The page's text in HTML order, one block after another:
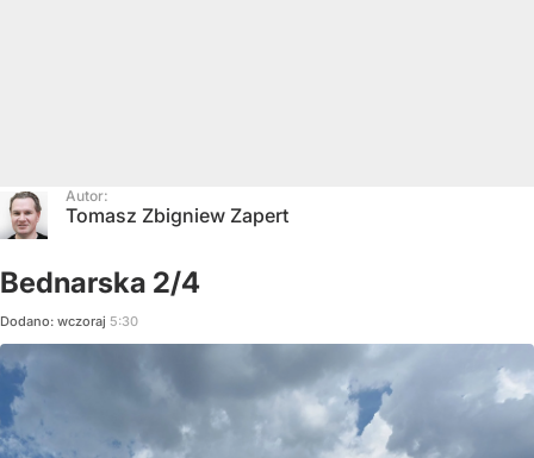
Autor:
Tomasz Zbigniew Zapert
Bednarska 2/4
Dodano: wczoraj 5:30